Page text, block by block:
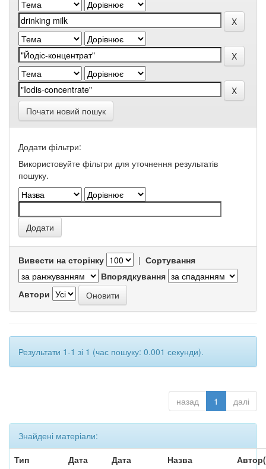
Почати новий пошук
Додати фільтри:
Використовуйте фільтри для уточнення результатів
пошуку.
Вивести на сторінку | Сортування
Впорядкування
Автори
Результати 1-1 зі 1 (час пошуку: 0.001 секунди).
назад 1 далі
Знайдені матеріали:
Тип
Дата
Дата
Назва